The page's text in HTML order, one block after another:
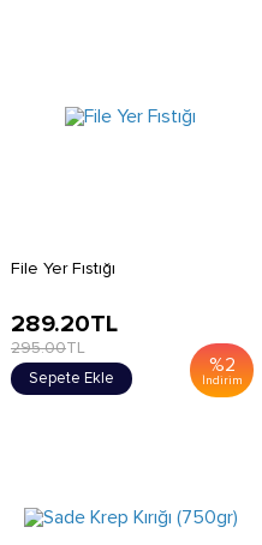
File Yer Fıstığı
%2
İndirim
289.20TL
295.00TL
Sepete Ekle